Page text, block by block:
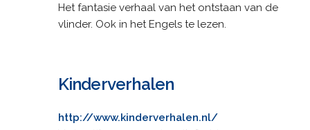
Het fantasie verhaal van het ontstaan van de
vlinder. Ook in het Engels te lezen.
Kinderverhalen
http://www.kinderverhalen.nl/